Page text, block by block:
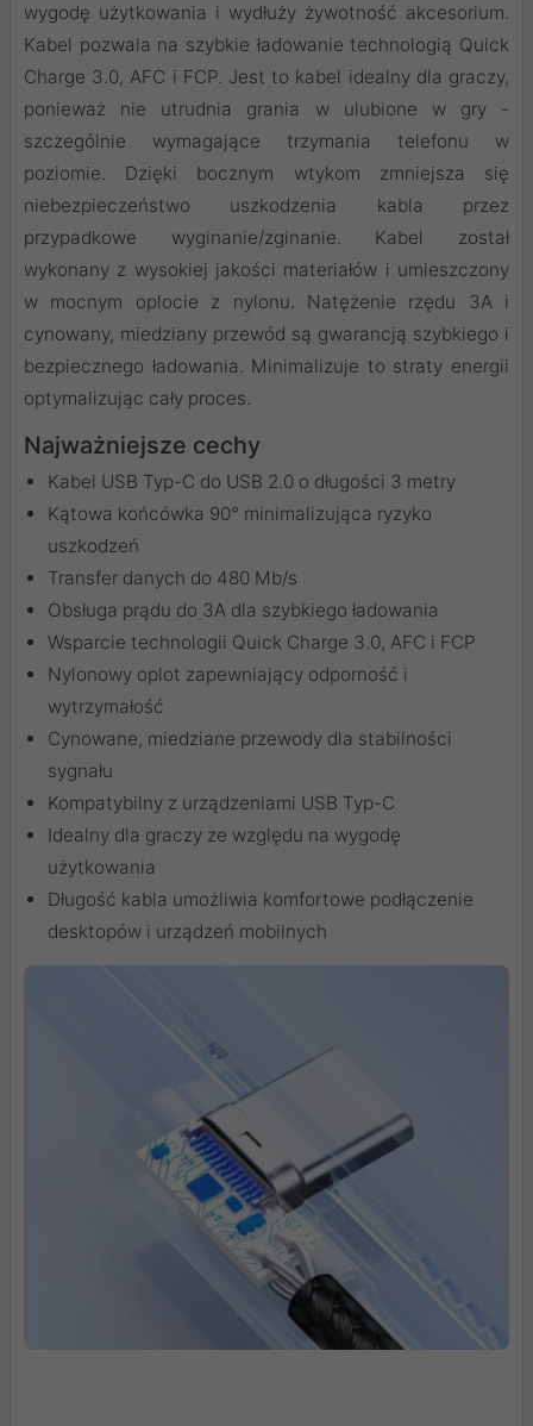
wygodę użytkowania i wydłuży żywotność akcesorium.
Kabel pozwala na szybkie ładowanie technologią Quick
Charge 3.0, AFC i FCP. Jest to kabel idealny dla graczy,
ponieważ nie utrudnia grania w ulubione w gry -
szczególnie wymagające trzymania telefonu w
poziomie. Dzięki bocznym wtykom zmniejsza się
niebezpieczeństwo uszkodzenia kabla przez
przypadkowe wyginanie/zginanie. Kabel został
wykonany z wysokiej jakości materiałów i umieszczony
w mocnym oplocie z nylonu. Natężenie rzędu 3A i
cynowany, miedziany przewód są gwarancją szybkiego i
bezpiecznego ładowania. Minimalizuje to straty energii
optymalizując cały proces.
Najważniejsze cechy
Kabel USB Typ-C do USB 2.0 o długości 3 metry
Kątowa końcówka 90° minimalizująca ryzyko
uszkodzeń
Transfer danych do 480 Mb/s
Obsługa prądu do 3A dla szybkiego ładowania
Wsparcie technologii Quick Charge 3.0, AFC i FCP
Nylonowy oplot zapewniający odporność i
wytrzymałość
Cynowane, miedziane przewody dla stabilności
sygnału
Kompatybilny z urządzeniami USB Typ-C
Idealny dla graczy ze względu na wygodę
użytkowania
Długość kabla umożliwia komfortowe podłączenie
desktopów i urządzeń mobilnych